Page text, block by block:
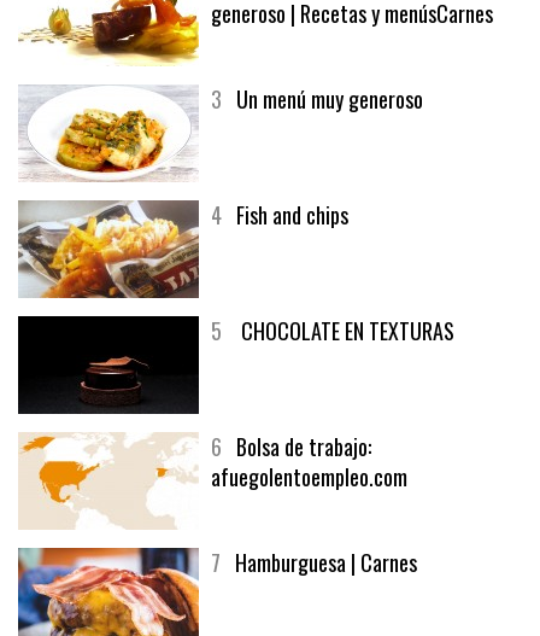
2El solomillo de buey y un vino
6Bolsa de trabajo: